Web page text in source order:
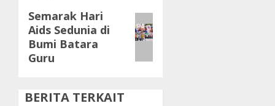
Next
post:
Semarak Hari
Aids Sedunia di
Bumi Batara
Guru
BERITA TERKAIT